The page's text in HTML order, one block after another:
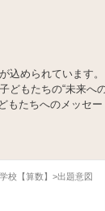
込められています。
どもたちの“未来へ
もたちへのメッセー
校【算数】 出題意図